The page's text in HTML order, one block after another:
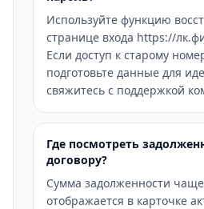
Используйте функцию
странице входа https://
Если доступ к старому
подготовьте данные для
свяжитесь с поддержкой
Где посмотреть
договору?
Сумма задолженности чаще
отображается в карточке